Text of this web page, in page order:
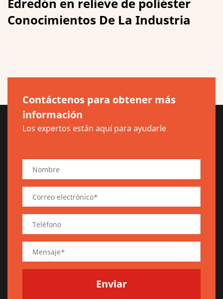
Edredón en relieve de poliéster
Conocimientos De La Industria
Contáctenos para obtener más
información
Los expertos están aquí para ayudarle